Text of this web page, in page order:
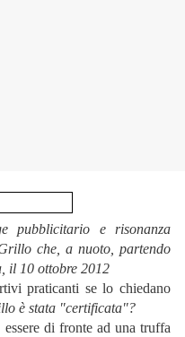
pubblicitario e risonanza
che, a nuoto, partendo
il 10 ottobre 2012
praticanti se lo chiedano
è stata "certificata"?
di fronte ad una truffa